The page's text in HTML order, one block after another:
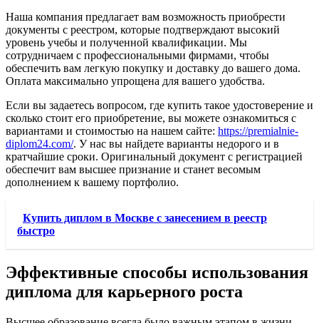
Наша компания предлагает вам возможность приобрести
документы с реестром, которые подтверждают высокий
уровень учебы и полученной квалификации. Мы
сотрудничаем с профессиональными фирмами, чтобы
обеспечить вам легкую покупку и доставку до вашего дома.
Оплата максимально упрощена для вашего удобства.
Если вы задаетесь вопросом, где купить такое удостоверение и
сколько стоит его приобретение, вы можете ознакомиться с
вариантами и стоимостью на нашем сайте: https://premialnie-
diplom24.com/. У нас вы найдете варианты недорого и в
кратчайшие сроки. Оригинальный документ с регистрацией
обеспечит вам высшее признание и станет весомым
дополнением к вашему портфолио.
Купить диплом в Москве с занесением в реестр
быстро
Эффективные способы использования
диплома для карьерного роста